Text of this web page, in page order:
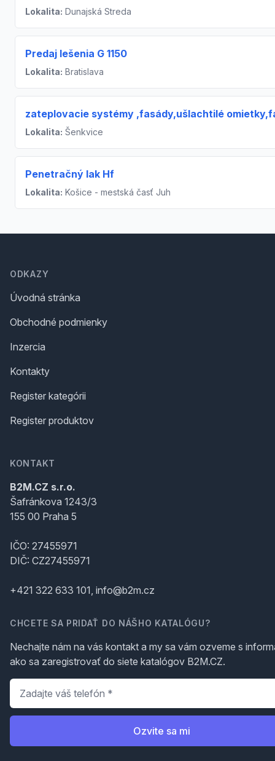
Lokalita: Dunajská Streda
Predaj lešenia G 1150
Lokalita: Bratislava
zateplovacie systémy ,fasády,ušlachtilé
Lokalita: Šenkvice
Penetračný lak Hf
Lokalita: Košice - mestská časť Juh
ODKAZY
Úvodná stránka
Obchodné podmienky
Inzercia
Kontakty
Register kategórii
Register produktov
KONTAKT
B2M.CZ s.r.o.
Šafránkova 1243/3
155 00 Praha 5
IČO: 27455971
DIČ: CZ27455971
+421 322 633 101, info@b2m.cz
CHCETE SA PRIDAŤ DO NÁŠHO KATALÓGU?
Nechajte nám na vás kontakt a my sa vám ozveme s
ako sa zaregistrovať do siete katalógov B2M.CZ.
Telefón
Ozvite sa mi